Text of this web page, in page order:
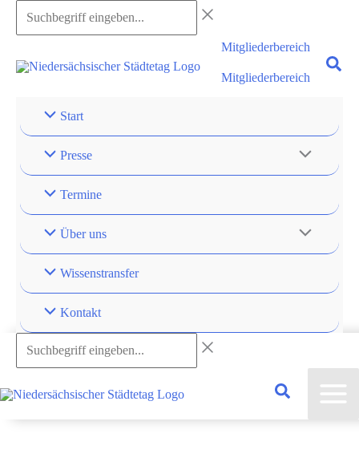
Mitgliederbereich
Mitgliederbereich
Start
Presse
Termine
Über uns
Wissenstransfer
Kontakt